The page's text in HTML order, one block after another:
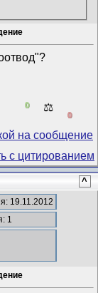
0 ⚖️
0
^
19.11.2012
1